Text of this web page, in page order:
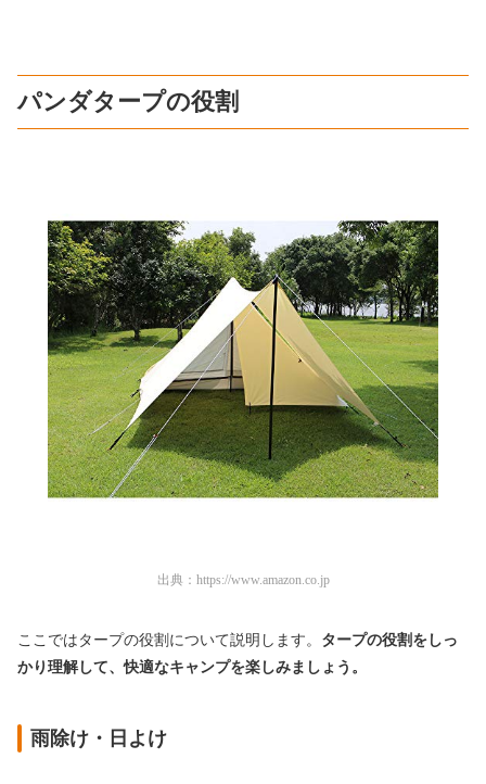
パンダタープの役割
出典： https://www.amazon.co.jp
ここではタープの役割について説明します。 タープの役割をしっ
かり理解して、快適なキャンプを楽しみましょう。
雨除け・日よけ